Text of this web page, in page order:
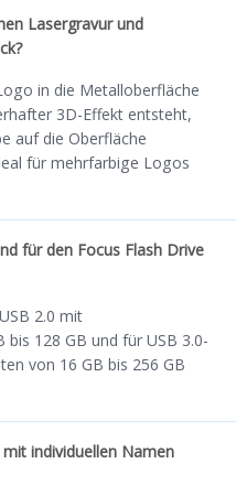
Lasergravur und
in die Metalloberfläche
3D-Effekt entsteht,
auf die Oberfläche
für mehrfarbige Logos
für den Focus Flash Drive
2.0 mit
bis 128 GB und für USB 3.0-
von 16 GB bis 256 GB
individuellen Namen